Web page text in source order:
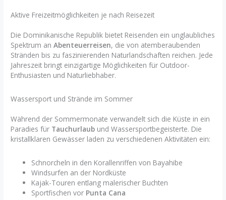
Aktive Freizeitmöglichkeiten je nach Reisezeit
Die Dominikanische Republik bietet Reisenden ein unglaubliches
Spektrum anAbenteuerreisen, die von atemberaubenden
Stränden bis zu faszinierenden Naturlandschaften reichen. Jede
Jahreszeit bringt einzigartige Möglichkeiten für Outdoor-
Enthusiasten und Naturliebhaber.
Wassersport und Strände im Sommer
Während der Sommermonate verwandelt sich die Küste in ein
Paradies für Tauchurlaub und Wassersportbegeisterte. Die
kristallklaren Gewässer laden zu verschiedenen Aktivitäten ein:
Schnorcheln in den Korallenriffen von Bayahibe
Windsurfen an der Nordküste
Kajak-Touren entlang malerischer Buchten
Sportfischen vor Punta Cana